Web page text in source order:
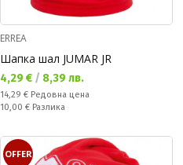
ERREA
Шапка шал JUMAR JR
Текуща цена:
4,29 € / 8,39 лв.
Редовна цена:
14,29 € Редовна цена
Спестявате:
10,00 € Разлика
OFFER